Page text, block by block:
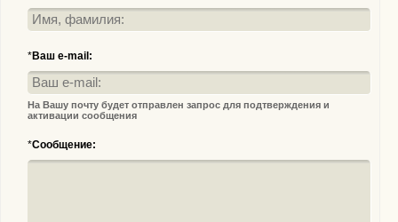
*Ваш e-mail:
На Вашу почту будет отправлен запрос для подтверждения и
активации сообщения
*Сообщение: